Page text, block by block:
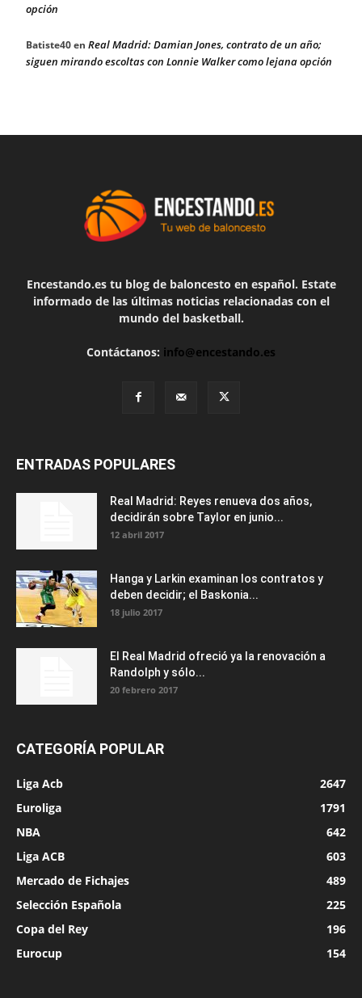
opción
Batiste40en Real Madrid: Damian Jones, contrato de un año;
siguen mirando escoltas con Lonnie Walker como lejana opción
Encestando.es tu blog de baloncesto en español. Estate
informado de las últimas noticias relacionadas con el
mundo del basketball.
Contáctanos: info@encestando.es
ENTRADAS POPULARES
Real Madrid: Reyes renueva dos años,
decidirán sobre Taylor en junio...
12 abril 2017
Hanga y Larkin examinan los contratos y
deben decidir; el Baskonia...
18 julio 2017
El Real Madrid ofreció ya la renovación a
Randolph y sólo...
20 febrero 2017
CATEGORÍA POPULAR
Liga Acb
2647
Euroliga
1791
NBA
642
Liga ACB
603
Mercado de Fichajes
489
Selección Española
225
Copa del Rey
196
Eurocup
154